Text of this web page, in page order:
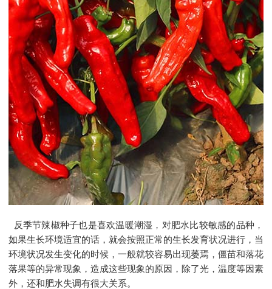
反季节辣椒种子也是喜欢温暖潮湿，对肥水比较敏感的品种，
如果生长环境适宜的话，就会按照正常的生长发育状况进行，当
环境状况发生变化的时候，一般就较容易出现萎焉，僵苗和落花
落果等的异常现象，造成这些现象的原因，除了光，温度等因素
外，还和肥水失调有很大关系。